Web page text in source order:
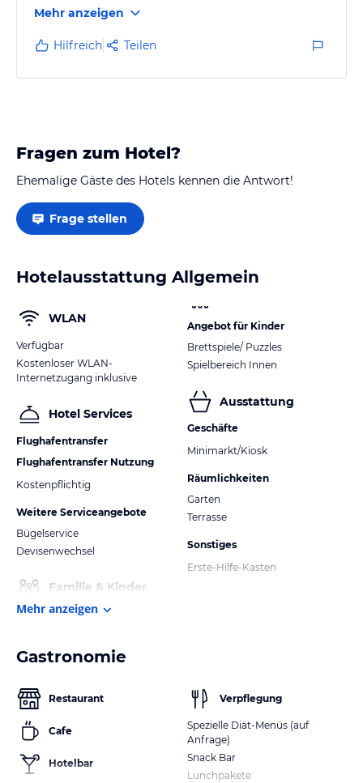
Kein Lift, Hundegebell und gejaule die ganze Nacht
durch.
Lassen sie sich nicht in die Zimmer 319 und 320
abschieben, sind ganz einfache Dachkammern.
Mehr anzeigen
Hilfreich Teilen
Fragen zum Hotel?
Ehemalige Gäste des Hotels kennen die Antwort!
Frage stellen
Hotelausstattung Allgemein
WLAN
Verfügbar
Kostenloser WLAN-
Internetzugang inklusive
Hotel Services
Flughafentransfer
Flughafentransfer Nutzung
Kostenpflichtig
Weitere Serviceangebote
Bügelservice
Devisenwechsel
Familie & Kinder
Angebot für Kinder
Brettspiele/ Puzzles
Spielbereich Innen
Ausstattung
Geschäfte
Minimarkt/Kiosk
Räumlichkeiten
Garten
Terrasse
Sonstiges
Erste-Hilfe-Kasten
Mehr anzeigen
Gastronomie
Restaurant
Cafe
Hotelbar
Verpflegung
Spezielle Diät-Menüs (auf
Anfrage)
Snack Bar
Lunchpakete